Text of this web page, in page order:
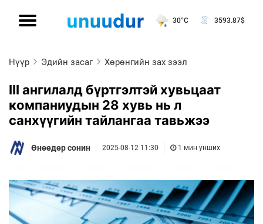
30°C 3593.87$
Нүүр Эдийн засаг Хөрөнгийн зах зээл
III ангилалд бүртгэлтэй хувьцаат
компаниудын 28 хувь нь л
санхүүгийн тайлангаа тавьжээ
Өнөөдөр сонин 2025-08-12 11:30 1 мин унших